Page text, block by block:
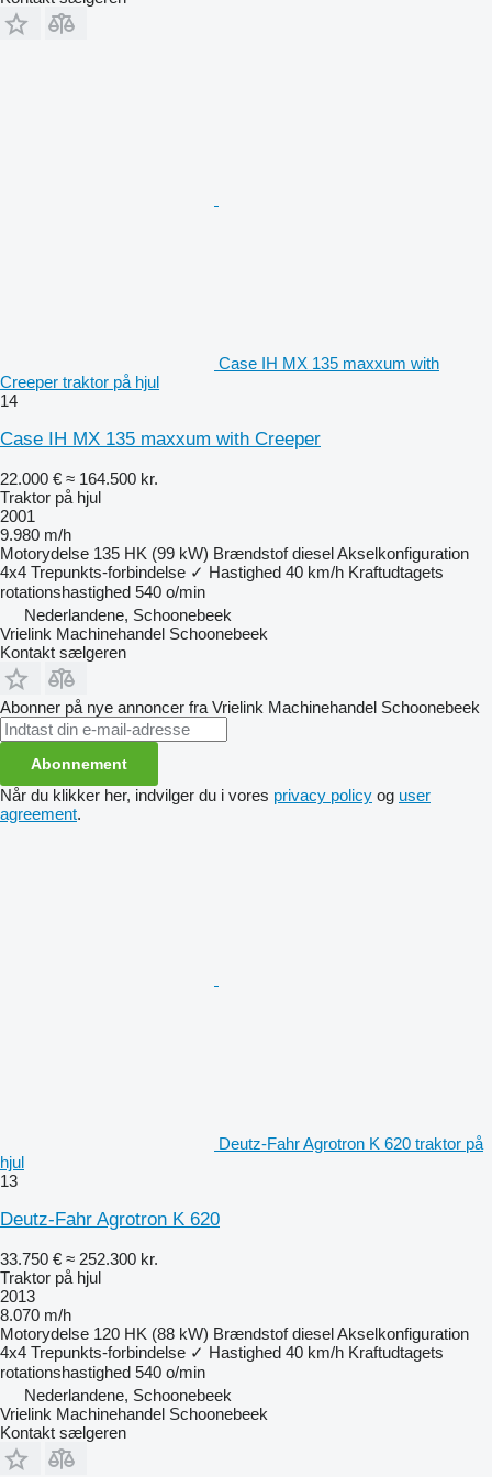
Case IH MX 135 maxxum with
Creeper traktor på hjul
14
Case IH MX 135 maxxum with Creeper
22.000 € ≈ 164.500 kr.
Traktor på hjul
2001
9.980 m/h
Motorydelse 135 HK (99 kW) Brændstof dieselAkselkonfiguration
4x4 Trepunkts-forbindelse ✓ Hastighed 40 km/h Kraftudtagets
rotationshastighed 540 o/min
Nederlandene, Schoonebeek
Vrielink Machinehandel Schoonebeek
Kontakt sælgeren
Abonner på nye annoncer fra Vrielink Machinehandel Schoonebeek
Abonnement
Når du klikker her, indvilger du i vores privacy policy og user
agreement.
Deutz-Fahr Agrotron K 620 traktor på
hjul
13
Deutz-Fahr Agrotron K 620
33.750 € ≈ 252.300 kr.
Traktor på hjul
2013
8.070 m/h
Motorydelse 120 HK (88 kW) Brændstof dieselAkselkonfiguration
4x4 Trepunkts-forbindelse ✓ Hastighed 40 km/h Kraftudtagets
rotationshastighed 540 o/min
Nederlandene, Schoonebeek
Vrielink Machinehandel Schoonebeek
Kontakt sælgeren